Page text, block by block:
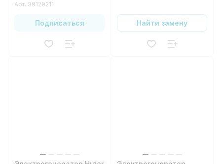
Арт. 39129211
Подписаться Найти замену